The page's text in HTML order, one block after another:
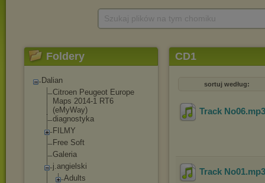
Foldery
Dalian
Citroen Peugeot Europe
Maps 2014-1 RT6
(eMyWay)
diagnostyka
FILMY
Free Soft
Galeria
j.angielski
Adults
CD1
sortuj według:
Track No06
Track No01